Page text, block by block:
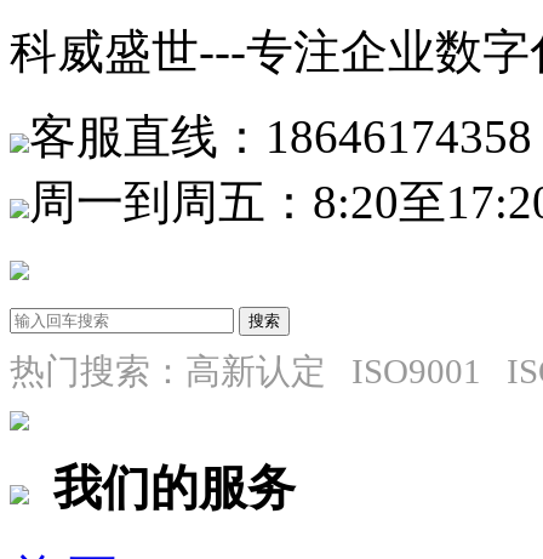
科威盛世---专注企业数
客服直线：18646174358
周一到周五：8:20至
热门搜索：高新认定 ISO9001
我们的服务